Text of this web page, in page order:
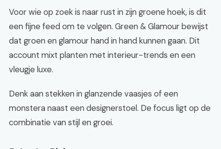
Voor wie op zoek is naar rust in zijn groene hoek, is dit
een fijne feed om te volgen. Green & Glamour bewijst
dat groen en glamour hand in hand kunnen gaan. Dit
account mixt planten met interieur-trends en een
vleugje luxe.
Denk aan stekken in glanzende vaasjes of een
monstera naast een designerstoel. De focus ligt op de
combinatie van stijl en groei.